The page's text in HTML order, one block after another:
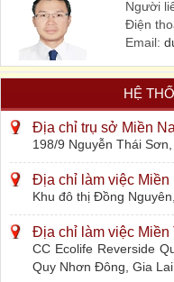
Người
Điện
Email:
HỆ
Địa chỉ trụ sở Miền
198/9 Nguyễn Thái
Địa chỉ làm việc Miền
Khu đô thị Đồng
Địa chỉ làm việc Miền
CC Ecolife Reverside
Quy Nhơn Đông, Gia Lai